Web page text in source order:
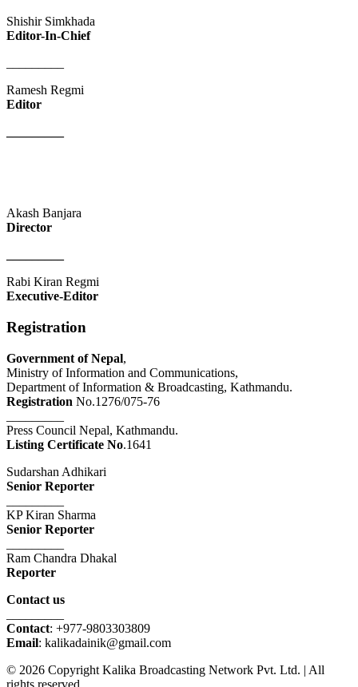
Shishir Simkhada
Editor-In-Chief
Ramesh Regmi
Editor
Akash Banjara
Director
Rabi Kiran Regmi
Executive-Editor
Registration
Government of Nepal,
Ministry of Information and Communications,
Department of Information & Broadcasting, Kathmandu.
Registration No.1276/075-76
Press Council Nepal, Kathmandu.
Listing Certificate No.1641
Sudarshan Adhikari
Senior Reporter
KP Kiran Sharma
Senior Reporter
Ram Chandra Dhakal
Reporter
Contact us
Contact: +977-9803303809
Email: kalikadainik@gmail.com
© 2026 Copyright Kalika Broadcasting Network Pvt. Ltd. | All
rights reserved